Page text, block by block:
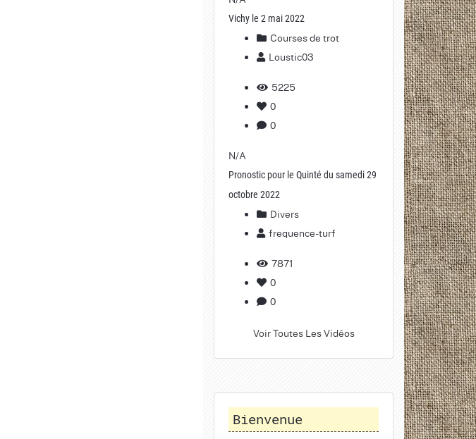
Vichy le 2 mai 2022
Courses de trot
Loustic03
5225
0
0
N/A
Pronostic pour le Quinté du samedi 29
octobre 2022
Divers
frequence-turf
7871
0
0
Voir Toutes Les Vidéos
Bienvenue